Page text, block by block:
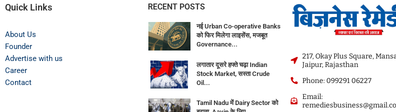
Quick Links
About Us
Founder
Advertise with us
Career
Contact
RECENT POSTS
नई Urban Co-operative Banks
को फिर मिलेगा लाइसेंस, मजबूत
Governance...
लगातार दूसरे हफ्ते चढ़ा Indian
Stock Market, सस्ता Crude
Oil...
Tamil Nadu में Dairy Sector को
217, Okay Plus Square,
Jaipur, Rajasthan
Phone: 099291 06227
Email: